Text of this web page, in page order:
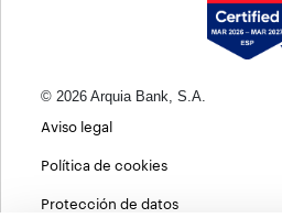
© 2026 Arquia Bank, S.A.
Aviso legal
Política de cookies
Protección de datos